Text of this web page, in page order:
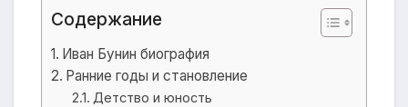
Содержание
Иван Бунин биография
Ранние годы и становление
Детство и юность